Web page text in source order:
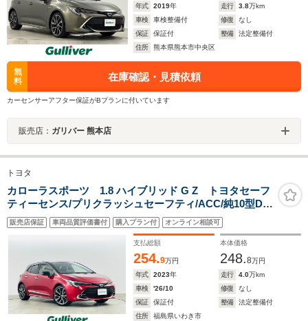
年式
2019年 走行 3.8万km
車検
車検整備付 修復
なし
保証
保証付 整備
法定整備付
住所
熊本県熊本市中央区
無
料
在庫確認・見積依頼
カーセンサーアフター保証がBプランに付いています
販売店： ガリバー 熊本店
トヨタ
カローラスポーツ 1.8 ハイブリッド G Z トヨタセーフ
ティーセンス/プリクラッシュセーフティ/ACC/純10型DA/
フルセグTV/ヘッドアップディスプレイ/バックカメラ/シ
ートヒーター(D/N)/ETC2.0/ステアリングスイッチ/BSM
販売店保証 車両品質評価書付 購入プラン付 オンライン相談可
支払総額
254.9万円
本体価格
248.8万円
年式
2023年 走行 4.0万km
車検
'26/10 修復
なし
保証
保証付 整備
法定整備付
住所
福島県いわき市